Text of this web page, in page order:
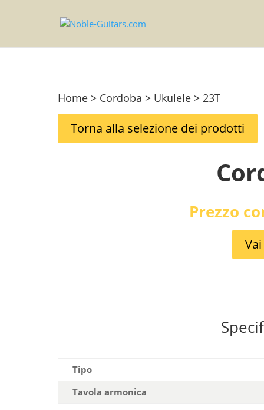
Home > Cordoba > Ukulele > 23T
Torna alla selezione dei prodotti
Prezzo
Tipo
Tavola armonica